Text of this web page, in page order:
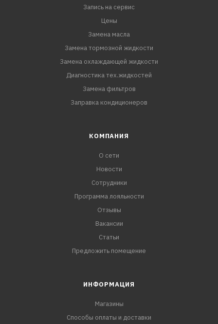
Запись на сервис
Цены
Замена масла
Замена тормозной жидкости
Замена охлаждающей жидкости
Диагностика тех.жидкостей
Замена фильтров
Заправка кондиционеров
КОМПАНИЯ
О сети
Новости
Сотрудники
Программа лояльности
Отзывы
Вакансии
Статьи
Предложить помещение
ИНФОРМАЦИЯ
Магазины
Способы оплаты и доставки